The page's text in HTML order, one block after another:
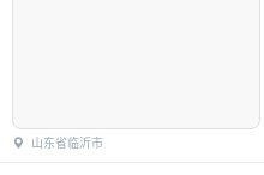
山东省临沂市